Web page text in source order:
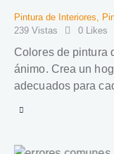
Pintura de Interiores,
239 Vistas 0 Likes
Colores de pintura
ánimo. Crea un
adecuados para